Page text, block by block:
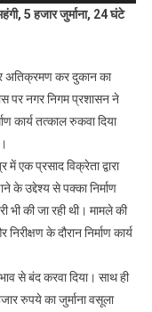
शटर
प्रयास
नाकाम
5 हजार जुर्माना, 24 घंटे
अतिक्रमण कर दुकान का
पर नगर निगम प्रशासन ने
कार्य तत्काल रुकवा दिया
एक प्रसाद विक्रेता द्वारा
के उद्देश्य से पक्का निर्माण
भी की जा रही थी। मामले की
के दौरान निर्माण कार्य
से बंद करवा दिया। साथ ही
रुपये का जुर्माना वसूला